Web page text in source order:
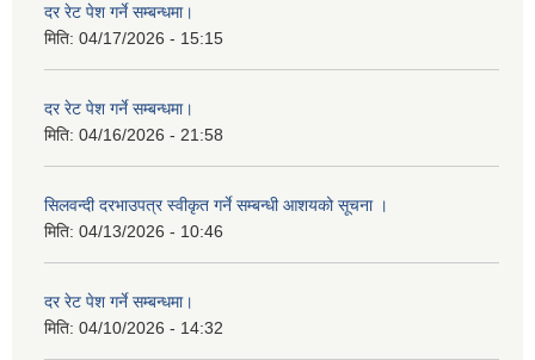
दर रेट पेश गर्ने सम्बन्धमा।
मिति: 04/17/2026 - 15:15
दर रेट पेश गर्ने सम्बन्धमा।
मिति: 04/16/2026 - 21:58
सिलवन्दी दरभाउपत्र स्वीकृत गर्ने सम्बन्धी आशयको सूचना ।
मिति: 04/13/2026 - 10:46
दर रेट पेश गर्ने सम्बन्धमा।
मिति: 04/10/2026 - 14:32